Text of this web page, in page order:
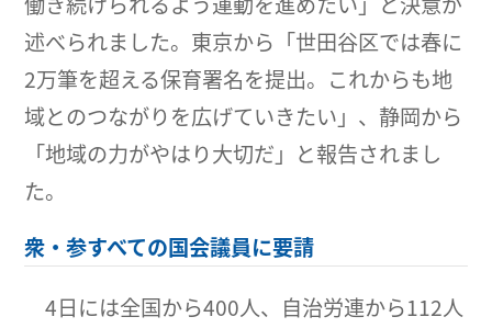
述べられました。東京から「世田谷区では春に
2万筆を超える保育署名を提出。これからも地
域とのつながりを広げていきたい」、静岡から
「地域の力がやはり大切だ」と報告されまし
た。
衆・参すべての国会議員に要請
4日には全国から400人、自治労連から112人